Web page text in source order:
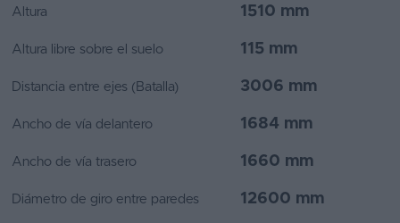
Altura 1510 mm
Altura libre sobre el suelo 115 mm
Distancia entre ejes (Batalla) 3006 mm
Ancho de vía delantero 1684 mm
Ancho de vía trasero 1660 mm
Diámetro de giro entre paredes 12600 mm